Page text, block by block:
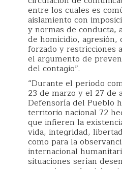
entre los cuales es
aislamiento con
y normas de conducta,
de homicidio, agresión,
forzado y restricciones
el argumento de
del contagio”.
“Durante el periodo
23 de marzo y el 27 de
Defensoría del Pueblo
territorio nacional 72
que infieren la
vida, integridad,
como para la
internacional
situaciones serían